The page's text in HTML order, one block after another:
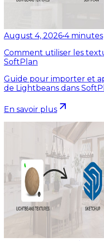
August 4, 2026•4 minutes
Comment utiliser les
SoftPlan
Guide pour importer et
de Lightbeans dans
En savoir plus